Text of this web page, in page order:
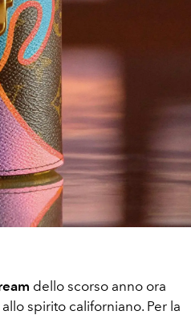
dello scorso anno ora
spirito californiano. Per la